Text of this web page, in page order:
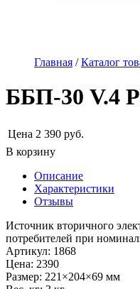
Главная /Каталог
ББП-30 V.4
Цена 2 390 руб.
В корзину
Описание
Характеристики
Отзывы
Источник вторичного
потребителей при
Артикул: 1868
Цена: 2390
Размер: 221×204×69 мм